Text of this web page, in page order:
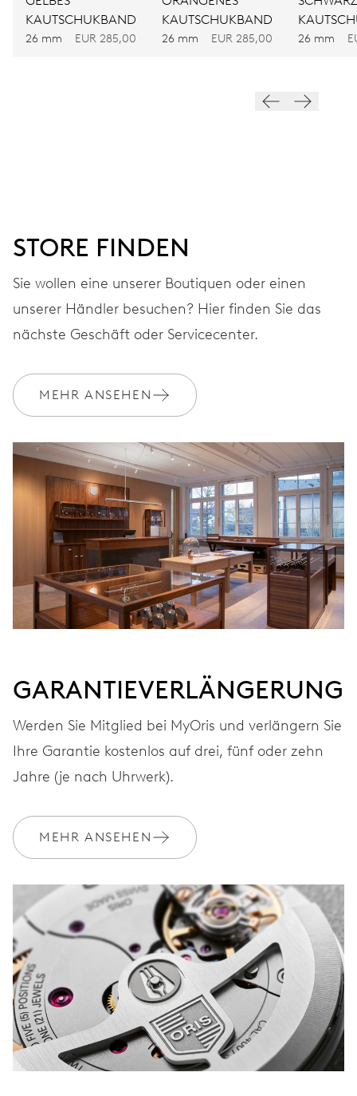
FREQUENZ
28.800 A/h, 4 Hz
GARANTIE 2 Jahre
Werden Sie Mitglied bei MyOris und verlängern Sie Ihre Garantie
kostenlos auf 3 Jahre
KAUTSCHUKBAND
26 mm EUR 285,00
KAUTSCHUKBAND
26 mm EUR 285,00 26 mm
STORE FINDEN
Sie wollen eine unserer Boutiquen oder einen
unserer Händler besuchen? Hier finden Sie das
nächste Geschäft oder Servicecenter.
MEHR ANSEHEN
GARANTIEVERLÄNGERUNG
Werden Sie Mitglied bei MyOris und verlängern Sie
Ihre Garantie kostenlos auf drei, fünf oder zehn
Jahre (je nach Uhrwerk).
MEHR ANSEHEN